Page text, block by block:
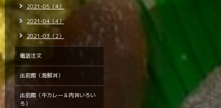
2021-05（4）
2021-04（4）
2021-03（2）
電話注文
出前館（海鮮丼）
出前館（牛カレー＆肉丼いろい
ろ）